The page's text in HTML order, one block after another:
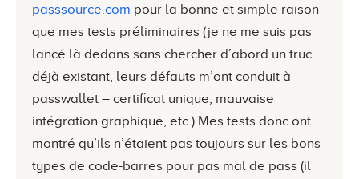
passsource.com pour la bonne et simple raison
que mes tests préliminaires (je ne me suis pas
lancé là dedans sans chercher d’abord un truc
déjà existant, leurs défauts m’ont conduit à
passwallet – certificat unique, mauvaise
intégration graphique, etc.) Mes tests donc ont
montré qu’ils n’étaient pas toujours sur les bons
types de code-barres pour pas mal de pass (il